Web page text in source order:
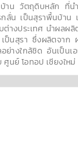
าน วัตถุดิบหลัก ที่นำ
กลั่น เป็นสุราพื้นบ้า
ต่างประเทศ นำผลผ
ป็นสุรา ซึ่งผลิตจาก
ย่างใกล้ชิด อันเป็น
นย์ โอทอป เชียงใหม่